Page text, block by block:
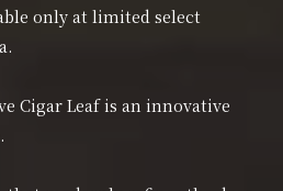
only at limited select
Cigar Leaf is an innovative